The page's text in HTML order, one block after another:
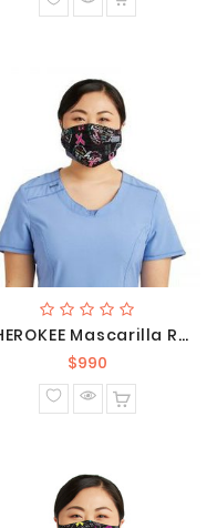
CHEROKEE Mascarilla Reversible CK508 HOHR1
$990
normal